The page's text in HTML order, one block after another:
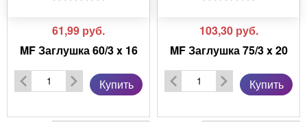
61,99 руб.
MF Заглушка 60/3 x 16
Купить
103,30 руб.
MF Заглушка 75/3 x 20
Купить